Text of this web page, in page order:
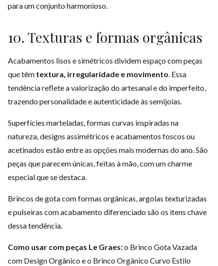
para um conjunto harmonioso.
10. Texturas e formas orgânicas
Acabamentos lisos e simétricos dividem espaço com peças
que têm textura, irregularidade e movimento. Essa
tendência reflete a valorização do artesanal e do imperfeito,
trazendo personalidade e autenticidade às semijoias.
Superfícies marteladas, formas curvas inspiradas na
natureza, designs assimétricos e acabamentos foscos ou
acetinados estão entre as opções mais modernas do ano. São
peças que parecem únicas, feitas à mão, com um charme
especial que se destaca.
Brincos de gota com formas orgânicas, argolas texturizadas
e pulseiras com acabamento diferenciado são os itens chave
dessa tendência.
Como usar com peças Le Graes:o Brinco Gota Vazada
com Design Orgânico e o Brinco Orgânico Curvo Estilo